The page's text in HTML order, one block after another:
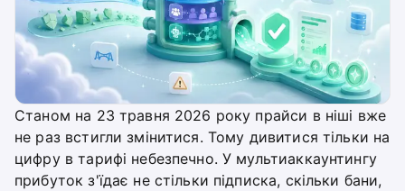
Станом на 23 травня 2026 року прайси в ніші вже
не раз встигли змінитися. Тому дивитися тільки на
цифру в тарифі небезпечно. У мультиаккаунтингу
прибуток з'їдає не стільки підписка, скільки бани,